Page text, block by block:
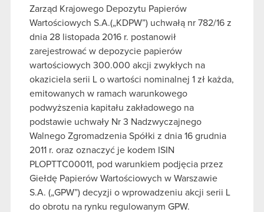
Zarząd Krajowego Depozytu Papierów
Wartościowych S.A.(„KDPW”) uchwałą nr 782/16 z
dnia 28 listopada 2016 r. postanowił
zarejestrować w depozycie papierów
wartościowych 300.000 akcji zwykłych na
okaziciela serii L o wartości nominalnej 1 zł każda,
emitowanych w ramach warunkowego
podwyższenia kapitału zakładowego na
podstawie uchwały Nr 3 Nadzwyczajnego
Walnego Zgromadzenia Spółki z dnia 16 grudnia
2011 r. oraz oznaczyć je kodem ISIN
PLOPTTC00011, pod warunkiem podjęcia przez
Giełdę Papierów Wartościowych w Warszawie
S.A. („GPW”) decyzji o wprowadzeniu akcji serii L
do obrotu na rynku regulowanym GPW.